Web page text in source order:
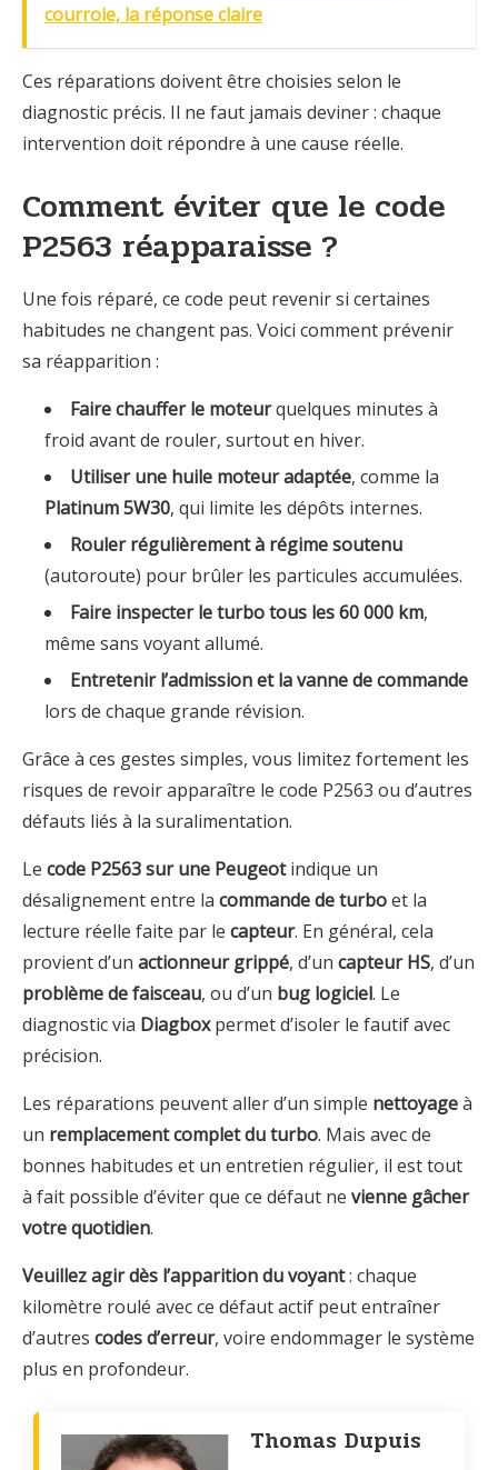
courroie, la réponse claire
Ces réparations doivent être choisies selon le
diagnostic précis. Il ne faut jamais deviner : chaque
intervention doit répondre à une cause réelle.
Comment éviter que le code
P2563 réapparaisse ?
Une fois réparé, ce code peut revenir si certaines
habitudes ne changent pas. Voici comment prévenir
sa réapparition :
Faire chauffer le moteurquelques minutes à
froid avant de rouler, surtout en hiver.
Utiliser une huile moteur adaptée, comme la
Platinum 5W30, qui limite les dépôts internes.
Rouler régulièrement à régime soutenu
(autoroute) pour brûler les particules accumulées.
Faire inspecter le turbo tous les 60 000 km,
même sans voyant allumé.
Entretenir l’admission et la vanne de commande
lors de chaque grande révision.
Grâce à ces gestes simples, vous limitez fortement les
risques de revoir apparaître le code P2563 ou d’autres
défauts liés à la suralimentation.
Le code P2563 sur une Peugeotindique un
désalignement entre la commande de turboet la
lecture réelle faite par le capteur. En général, cela
provient d’un actionneur grippé, d’un capteur HS, d’un
problème de faisceau, ou d’un bug logiciel. Le
diagnostic via Diagboxpermet d’isoler le fautif avec
précision.
Les réparations peuvent aller d’un simple nettoyageà
un remplacement complet du turbo. Mais avec de
bonnes habitudes et un entretien régulier, il est tout
à fait possible d’éviter que ce défaut ne vienne gâcher
votre quotidien.
Veuillez agir dès l’apparition du voyant: chaque
kilomètre roulé avec ce défaut actif peut entraîner
d’autres codes d’erreur, voire endommager le système
plus en profondeur.
Thomas Dupuis